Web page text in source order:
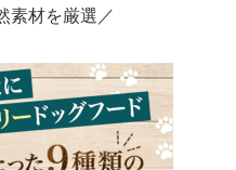
素材を厳選 ／